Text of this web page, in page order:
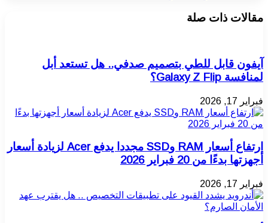
مقالات ذات صلة
آيفون قابل للطي بتصميم صدفي.. هل تستعد أبل
لمنافسة Galaxy Z Flip؟
فبراير 17, 2026
ارتفاع أسعار RAM وSSD مجددا يدفع Acer لزيادة أسعار
أجهزتها بدءًا من 20 فبراير 2026
فبراير 17, 2026